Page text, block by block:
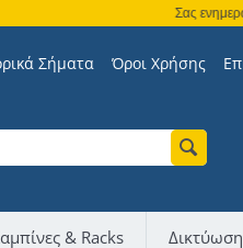
Σας
Σήματα Όροι Χρήσης
& Racks